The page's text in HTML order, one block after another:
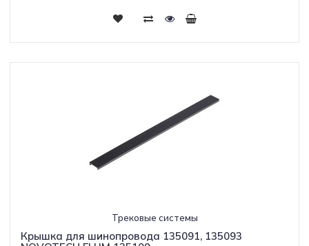
Трековые системы
Крышка для шинопровода 135091, 135093